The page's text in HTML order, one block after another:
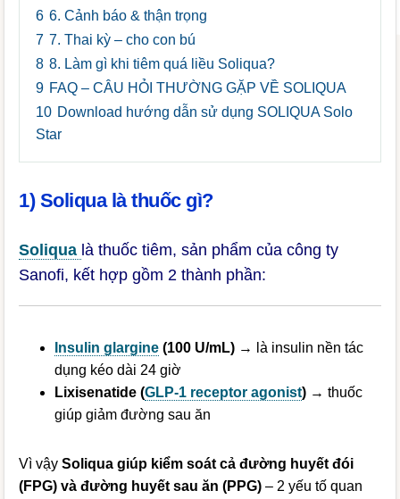
6 6. Cảnh báo & thận trọng
7 7. Thai kỳ – cho con bú
8 8. Làm gì khi tiêm quá liều Soliqua?
9 FAQ – CÂU HỎI THƯỜNG GẶP VỀ SOLIQUA
10 Download hướng dẫn sử dụng SOLIQUA Solo
Star
1) Soliqua là thuốc gì?
Soliqua là thuốc tiêm, sản phẩm của công ty
Sanofi, kết hợp gồm 2 thành phần:
Insulin glargine (100 U/mL) → là insulin nền tác
dụng kéo dài 24 giờ
Lixisenatide (GLP-1 receptor agonist) → thuốc
giúp giảm đường sau ăn
Vì vậySoliqua giúp kiểm soát cả đường huyết đói
(FPG) và đường huyết sau ăn (PPG) – 2 yếu tố quan